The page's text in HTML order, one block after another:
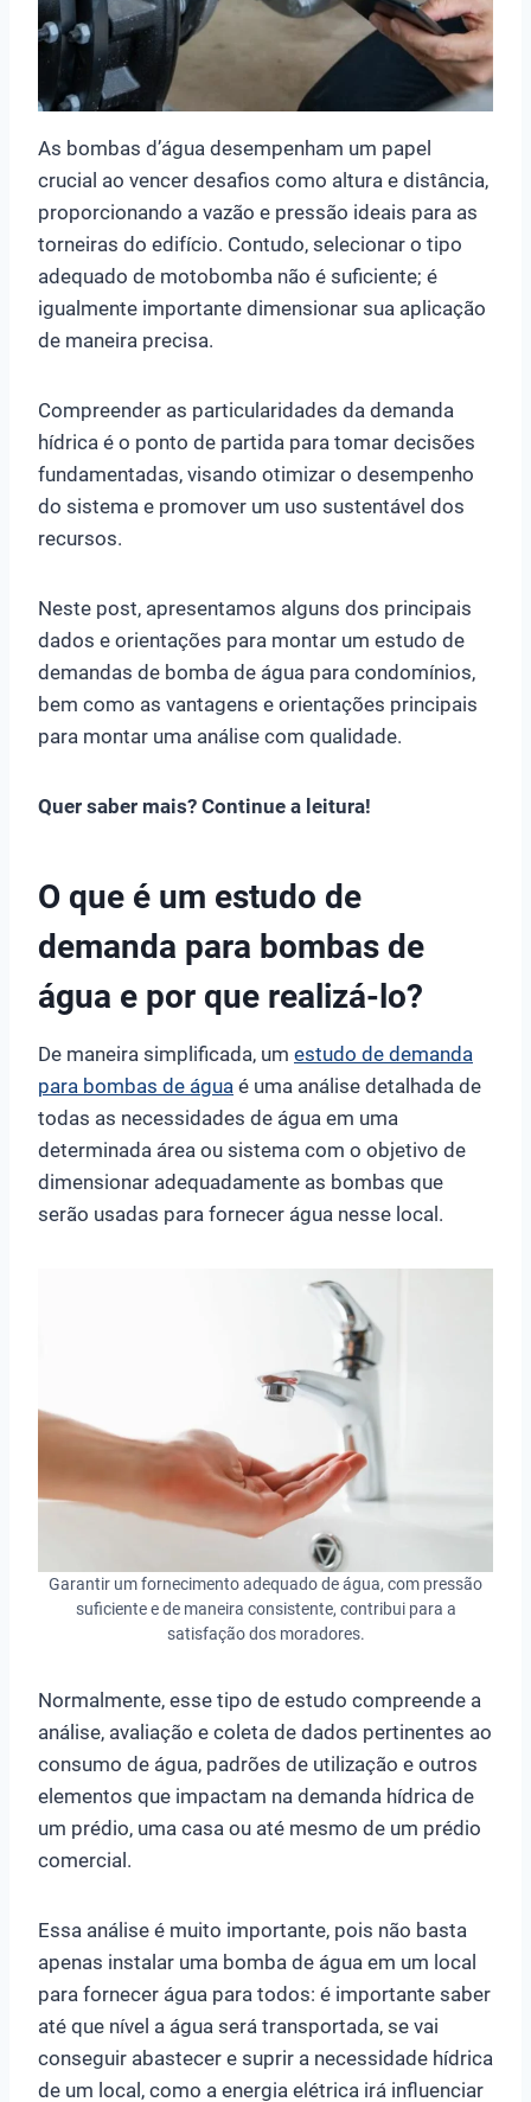
As bombas d’água desempenham um papel
crucial ao vencer desafios como altura e distância,
proporcionando a vazão e pressão ideais para as
torneiras do edifício. Contudo, selecionar o tipo
adequado de motobomba não é suficiente; é
igualmente importante dimensionar sua aplicação
de maneira precisa.
Compreender as particularidades da demanda
hídrica é o ponto de partida para tomar decisões
fundamentadas, visando otimizar o desempenho
do sistema e promover um uso sustentável dos
recursos.
Neste post, apresentamos alguns dos principais
dados e orientações para montar um estudo de
demandas de bomba de água para condomínios,
bem como as vantagens e orientações principais
para montar uma análise com qualidade.
Quer saber mais? Continue a leitura!
O que é um estudo de
demanda para bombas de
água e por que realizá-lo?
De maneira simplificada, um estudo de demanda
para bombas de água é uma análise detalhada de
todas as necessidades de água em uma
determinada área ou sistema com o objetivo de
dimensionar adequadamente as bombas que
serão usadas para fornecer água nesse local.
Garantir um fornecimento adequado de água, com pressão
suficiente e de maneira consistente, contribui para a
satisfação dos moradores.
Normalmente, esse tipo de estudo compreende a
análise, avaliação e coleta de dados pertinentes ao
consumo de água, padrões de utilização e outros
elementos que impactam na demanda hídrica de
um prédio, uma casa ou até mesmo de um prédio
comercial.
Essa análise é muito importante, pois não basta
apenas instalar uma bomba de água em um local
para fornecer água para todos: é importante saber
até que nível a água será transportada, se vai
conseguir abastecer e suprir a necessidade hídrica
de um local, como a energia elétrica irá influenciar